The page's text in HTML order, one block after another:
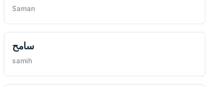
Saman
سامح
samih